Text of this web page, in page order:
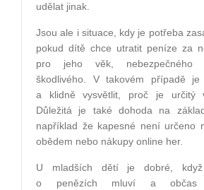
udělat jinak.
Jsou ale i situace, kdy je potřeba
pokud dítě chce utratit peníze za
pro jeho věk, nebezpečného
škodlivého. V takovém případě
a klidně vysvětlit, proč je určitý
Důležitá je také dohoda na
například že kapesné není určeno
obědem nebo nákupy online her.
U mladších dětí je dobré,
o penězích mluví a občas